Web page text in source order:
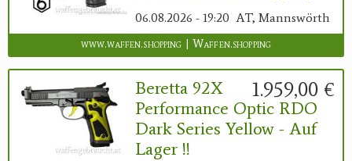
06.08.2026 - 19:20 AT, Mannswörth
www.waffen.shopping | Waffen.shopping
1.959,00 €
Beretta 92X
Performance Optic RDO
Dark Series Yellow - Auf
Lager !!